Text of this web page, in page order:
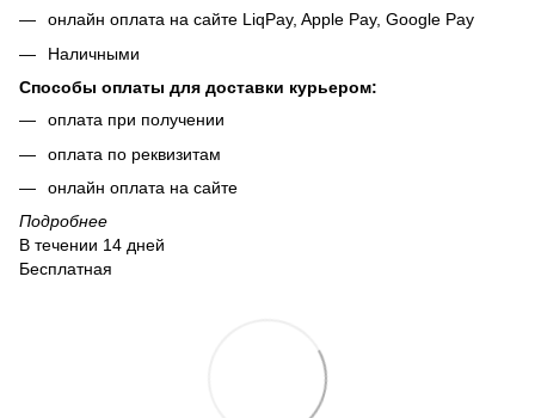
онлайн оплата на сайте LiqPay, Apple Pay, Google Pay
Наличными
Способы оплаты для доставки курьером:
оплата при получении
оплата по реквизитам
онлайн оплата на сайте
Подробнее
В течении 14 дней
Бесплатная